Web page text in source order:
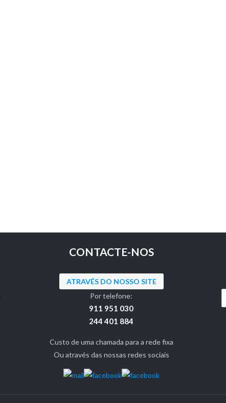
CONTACTE-NOS
ATRAVÉS DO NOSSO SITE
Por telefone:
911 951 030
244 401 884
Custo de uma chamada para a rede fixa
Ou através das nossas redes sociais